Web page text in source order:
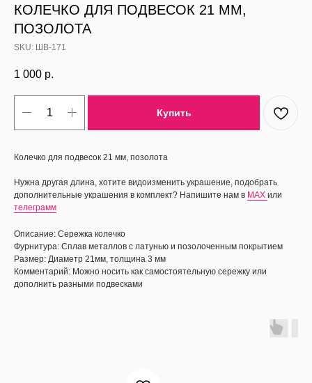
КОЛЕЧКО ДЛЯ ПОДВЕСОК 21 ММ,
ПОЗОЛОТА
SKU: ШВ-171
1 000 р.
Купить
Колечко для подвесок 21 мм, позолота
Нужна другая длина, хотите видоизменить украшение, подобрать
дополнительные украшения в комплект? Напишите нам в MAX или
телеграмм
Описание: Сережка колечко
Фурнитура: Сплав металлов с латунью и позолоченным покрытием
Размер: Диаметр 21мм, толщина 3 мм
Комментарий: Можно носить как самостоятельную сережку или
дополнить разными подвесками